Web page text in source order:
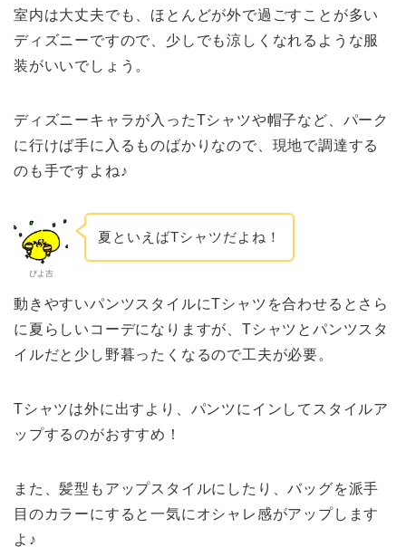
室内は大丈夫でも、ほとんどが外で過ごすことが多い
ディズニーですので、少しでも涼しくなれるような服
装がいいでしょう。
ディズニーキャラが入ったTシャツや帽子など、パーク
に行けば手に入るものばかりなので、現地で調達する
のも手ですよね♪
ぴよ吉
夏といえばTシャツだよね！
動きやすいパンツスタイルにTシャツを合わせるとさら
に夏らしいコーデになりますが、Tシャツとパンツスタ
イルだと少し野暮ったくなるので工夫が必要。
Tシャツは外に出すより、パンツにインしてスタイルア
ップするのがおすすめ！
また、髪型もアップスタイルにしたり、バッグを派手
目のカラーにすると一気にオシャレ感がアップします
よ♪